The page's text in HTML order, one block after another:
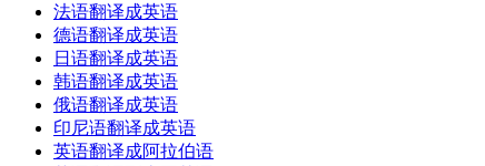
法语翻译成英语
德语翻译成英语
日语翻译成英语
韩语翻译成英语
俄语翻译成英语
印尼语翻译成英语
英语翻译成阿拉伯语